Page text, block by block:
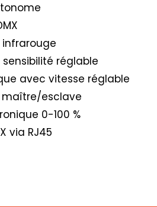
réglable
avec vitesse réglable
maître/esclave
0-100 %
via RJ45